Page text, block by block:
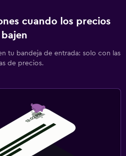
cuando los precios
bajen
tu bandeja de entrada: solo con las
de precios.